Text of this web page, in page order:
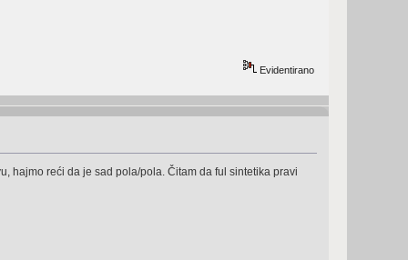
Evidentirano
hajmo reći da je sad pola/pola. Čitam da ful sintetika pravi